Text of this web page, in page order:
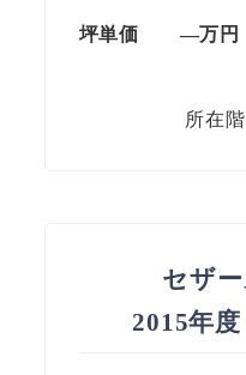
坪単価 —万円
所在
セザ
2015年